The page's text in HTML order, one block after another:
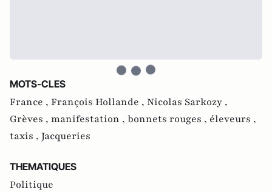
MOTS-CLES
France , François Hollande , Nicolas Sarkozy ,
Grèves , manifestation , bonnets rouges , éleveurs ,
taxis , Jacqueries
THEMATIQUES
Politique